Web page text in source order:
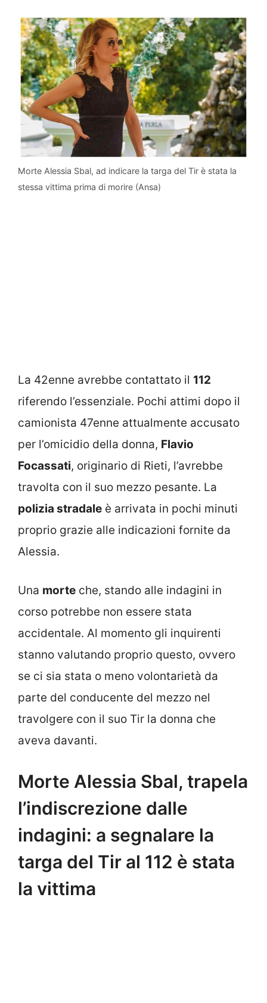
Morte Alessia Sbal, ad indicare la targa del Tir è stata la
stessa vittima prima di morire (Ansa)
La 42enne avrebbe contattato il 112
riferendo l’essenziale. Pochi attimi dopo il
camionista 47enne attualmente accusato
per l’omicidio della donna, Flavio
Focassati, originario di Rieti, l’avrebbe
travolta con il suo mezzo pesante. La
polizia stradale è arrivata in pochi minuti
proprio grazie alle indicazioni fornite da
Alessia.
Una morte che, stando alle indagini in
corso potrebbe non essere stata
accidentale. Al momento gli inquirenti
stanno valutando proprio questo, ovvero
se ci sia stata o meno volontarietà da
parte del conducente del mezzo nel
travolgere con il suo Tir la donna che
aveva davanti.
Morte Alessia Sbal, trapela
l’indiscrezione dalle
indagini: a segnalare la
targa del Tir al 112 è stata
la vittima